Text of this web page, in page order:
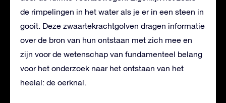
de rimpelingen in het water als je er in een steen in
gooit. Deze zwaartekrachtgolven dragen informatie
over de bron van hun ontstaan met zich mee en
zijn voor de wetenschap van fundamenteel belang
voor het onderzoek naar het ontstaan van het
heelal: de oerknal.